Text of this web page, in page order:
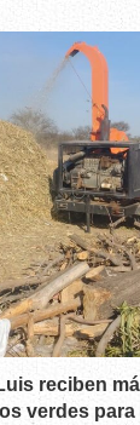
reciben
verdes